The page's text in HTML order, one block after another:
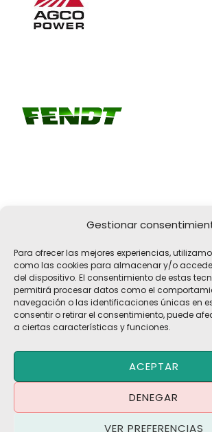
Gestionar
Para ofrecer las mejores experiencias,
como las cookies para almacenar y/o
del dispositivo. El consentimiento de estas
permitirá procesar datos como el
navegación o las identificaciones únicas en
consentir o retirar el consentimiento, puede
a ciertas características y funciones.
ACEPTAR
DENEGAR
VER PREFERENCIAS
17183 Vilobí d'Onyar,
pelach@pelach.es
☎972 47 30 61
Copyright © 2026 Maquinària Agrícola Pèlach,
Maria CB
Política de Privacidad·Política de Cookies